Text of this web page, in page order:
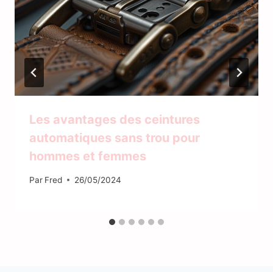
Les avantages des ceintures
automatiques sans trou pour
hommes et femmes
Par Fred 26/05/2024